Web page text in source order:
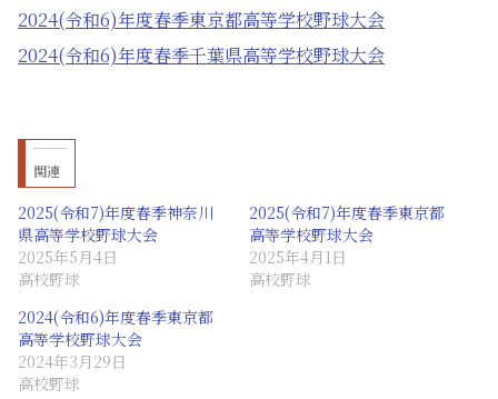
2024(令和6)年度春季東京都高等学校野球大会
2024(令和6)年度春季千葉県高等学校野球大会
関連
2025(令和7)年度春季神奈川
県高等学校野球大会
2025年5月4日
高校野球
2025(令和7)年度春季東京都
高等学校野球大会
2025年4月1日
高校野球
2024(令和6)年度春季東京都
高等学校野球大会
2024年3月29日
高校野球